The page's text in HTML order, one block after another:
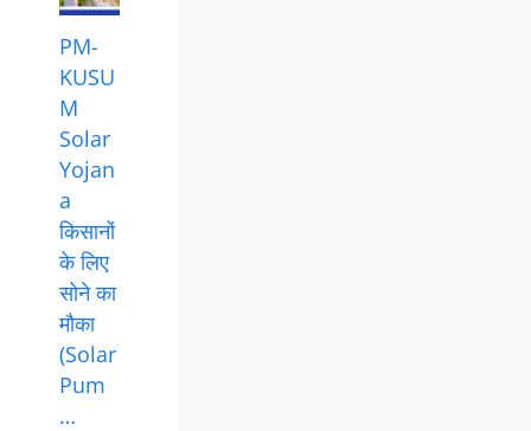
PM-
KUSU
M
Solar
Yojan
a
किसानों
के लिए
सोने का
मौका
(Solar
Pum
…